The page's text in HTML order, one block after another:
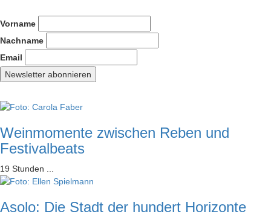
Vorname
Nachname
Email
Weinmomente zwischen Reben und
Festivalbeats
19 Stunden ...
Asolo: Die Stadt der hundert Horizonte